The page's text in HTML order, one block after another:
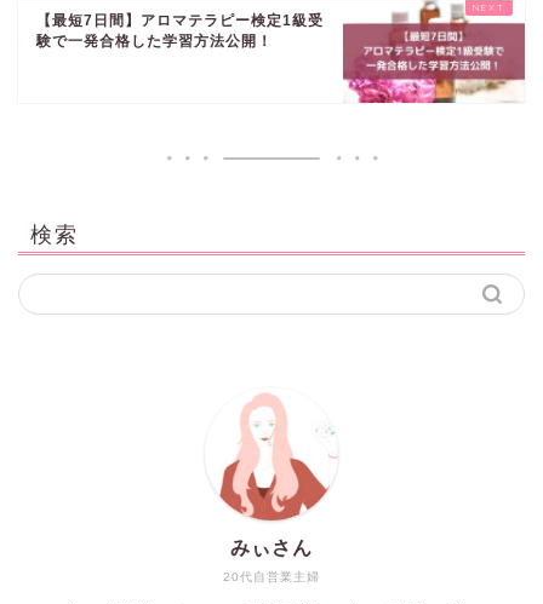
【最短7日間】アロマテラピー検定1級受
験で一発合格した学習方法公開！
検索
20代自営業主婦
みぃさん